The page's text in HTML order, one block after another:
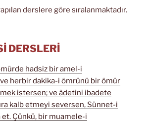
derslere göre sıralanmaktadır.
DERSLERİ
hadsiz bir amel-i
herbir dakika-i ömrünü bir ömür
istersen; ve âdetini ibadete
kalb etmeyi seversen, Sünnet-i
Çünkü, bir muamele-i